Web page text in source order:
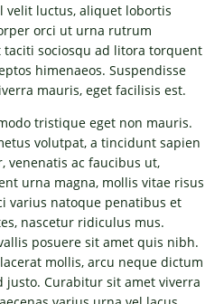
velit luctus, aliquet lobortis
orci ut urna rutrum
sociosqu ad litora torquent
himenaeos. Suspendisse
mauris, eget facilisis est.
tristique eget non mauris.
volutpat, a tincidunt sapien
venenatis ac faucibus ut,
urna magna, mollis vitae risus
varius natoque penatibus et
nascetur ridiculus mus.
posuere sit amet quis nibh.
mollis, arcu neque dictum
justo. Curabitur sit amet viverra